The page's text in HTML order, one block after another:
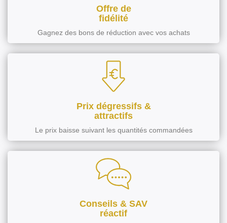
Offre de
fidélité
Gagnez des bons de réduction avec vos achats
Prix dégressifs &
attractifs
Le prix baisse suivant les quantités commandées
Conseils & SAV
réactif